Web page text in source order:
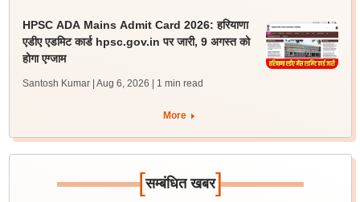
HPSC ADA Mains Admit Card 2026: हरियाणा
एडीए एडमिट कार्ड hpsc.gov.in पर जारी, 9 अगस्त को
होगा एग्जाम
Santosh Kumar | Aug 6, 2026 | 1 min read
More
[सम्बंधित खबर]